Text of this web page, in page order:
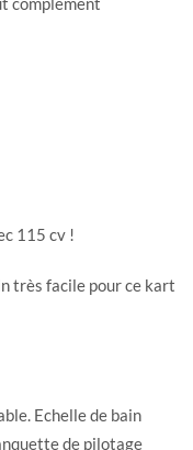
115 cv !
très facile pour ce kart
Echelle de bain
de pilotage